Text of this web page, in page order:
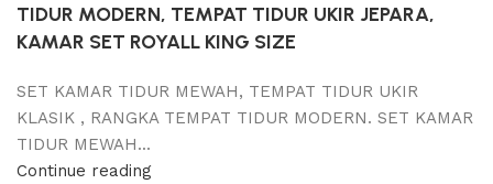
TIDUR MODERN, TEMPAT TIDUR UKIR JEPARA,
KAMAR SET ROYALL KING SIZE
SET KAMAR TIDUR MEWAH, TEMPAT TIDUR UKIR
KLASIK , RANGKA TEMPAT TIDUR MODERN. SET KAMAR
TIDUR MEWAH...
Continue reading